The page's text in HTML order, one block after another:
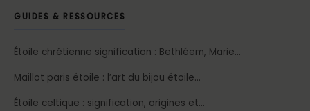
GUIDES & RESSOURCES
Étoile chrétienne signification : Bethléem, Marie…
Maillot paris étoile : l’art du bijou étoile…
Étoile celtique : signification, origines et…